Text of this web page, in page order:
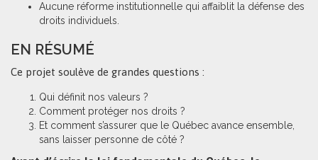
Aucune réforme institutionnelle qui affaiblit la défense des
droits individuels.
EN RÉSUMÉ
Ce projet soulève de grandes questions :
Qui définit nos valeurs ?
Comment protéger nos droits ?
Et comment s’assurer que le Québec avance ensemble,
sans laisser personne de côté ?